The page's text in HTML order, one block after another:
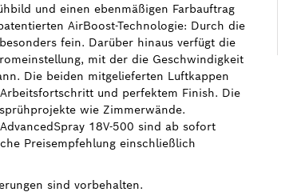
und einen ebenmäßigen Farbauftrag
AirBoost-Technologie: Durch die
fein. Darüber hinaus verfügt die
mit der die Geschwindigkeit
Die beiden mitgelieferten Luftkappen
und perfektem Finish. Die
wie Zimmerwände.
18V-500 sind ab sofort
Preisempfehlung einschließlich
sind vorbehalten.